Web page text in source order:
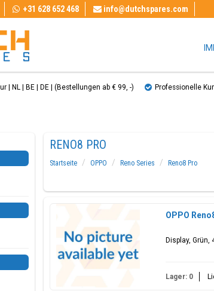
+31 628 652 468 info@dutchspares.com
| NL | BE | DE | (Bestellungen ab € 99, ​​-) Professionelle
RENO8 PRO
Startseite OPPO Reno Series
Reno8 Pro
OPPO
Display, Grün,
Lager: 0